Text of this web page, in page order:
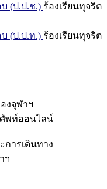
(ป.ป.ช.) ร้องเรียนทุจริต
(ป.ป.ท.) ร้องเรียนทุจริต
งจุฬาฯ
พท์ออนไลน์
การเดินทาง
ฯ